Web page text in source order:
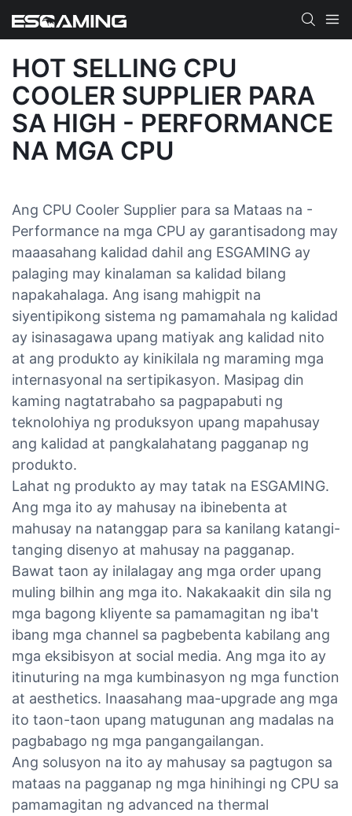
HOT SELLING CPU
COOLER SUPPLIER PARA
SA HIGH - PERFORMANCE
NA MGA CPU
Ang CPU Cooler Supplier para sa Mataas na -
Performance na mga CPU ay garantisadong may
maaasahang kalidad dahil ang ESGAMING ay
palaging may kinalaman sa kalidad bilang
napakahalaga. Ang isang mahigpit na
siyentipikong sistema ng pamamahala ng kalidad
ay isinasagawa upang matiyak ang kalidad nito
at ang produkto ay kinikilala ng maraming mga
internasyonal na sertipikasyon. Masipag din
kaming nagtatrabaho sa pagpapabuti ng
teknolohiya ng produksyon upang mapahusay
ang kalidad at pangkalahatang pagganap ng
produkto.
Lahat ng produkto ay may tatak na ESGAMING.
Ang mga ito ay mahusay na ibinebenta at
mahusay na natanggap para sa kanilang katangi-
tanging disenyo at mahusay na pagganap.
Bawat taon ay inilalagay ang mga order upang
muling bilhin ang mga ito. Nakakaakit din sila ng
mga bagong kliyente sa pamamagitan ng iba't
ibang mga channel sa pagbebenta kabilang ang
mga eksibisyon at social media. Ang mga ito ay
itinuturing na mga kumbinasyon ng mga function
at aesthetics. Inaasahang maa-upgrade ang mga
ito taon-taon upang matugunan ang madalas na
pagbabago ng mga pangangailangan.
Ang solusyon na ito ay mahusay sa pagtugon sa
mataas na pagganap ng mga hinihingi ng CPU sa
pamamagitan ng advanced na thermal